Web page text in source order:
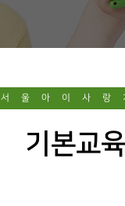
의
걸
장
서울아이사랑
기본교육